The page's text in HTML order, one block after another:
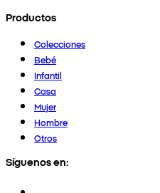
Productos
Colecciones
Bebé
Infantil
Casa
Mujer
Hombre
Otros
Síguenos en: